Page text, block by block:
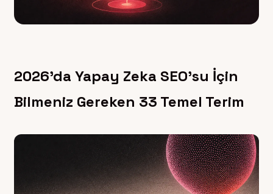
2026’da Yapay Zeka SEO’su İçin
Bilmeniz Gereken 33 Temel Terim